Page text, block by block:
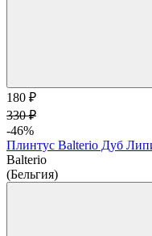
180 ₽
330 ₽
-46%
Плинтус Balterio Дуб
Balterio
(Бельгия)